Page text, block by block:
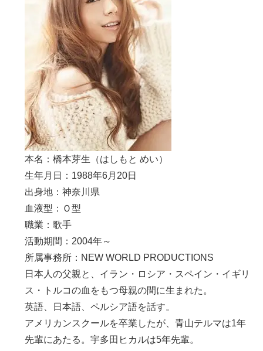
本名：橋本芽生（はしもと めい）
生年月日：1988年6月20日
出身地：神奈川県
血液型：Ｏ型
職業：歌手
活動期間：2004年～
所属事務所：NEW WORLD PRODUCTIONS
日本人の父親と、イラン・ロシア・スペイン・イギリ
ス・トルコの血をもつ母親の間に生まれた。
英語、日本語、ペルシア語を話す。
アメリカンスクールを卒業したが、青山テルマは1年
先輩にあたる。宇多田ヒカルは5年先輩。